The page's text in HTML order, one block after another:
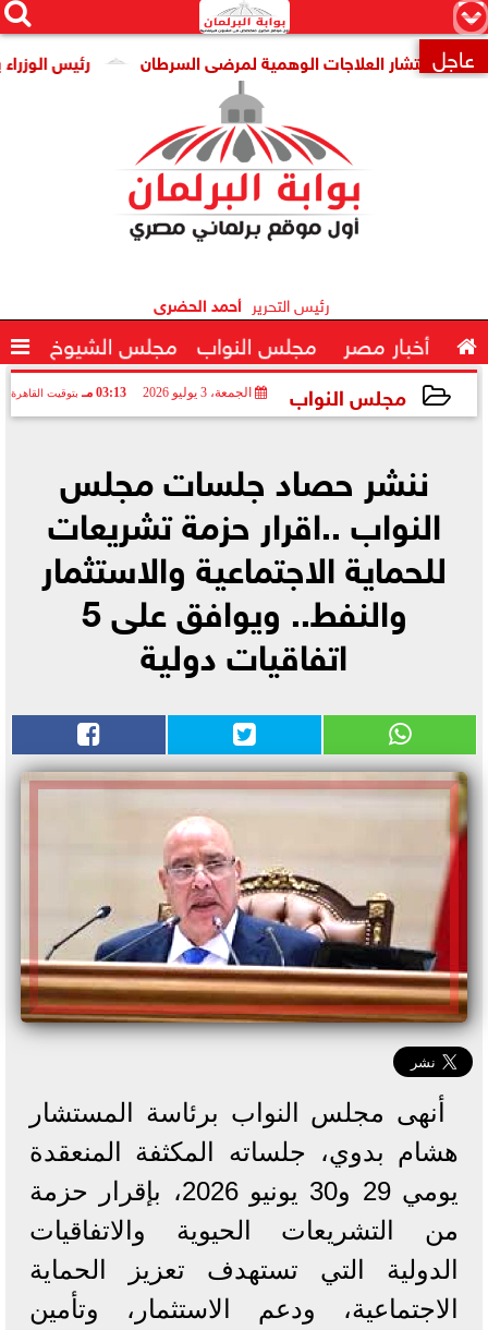
×


 عاجل رئيس الوزراء العلاجات الوهمية لمرضى السرطان
رئيس التحرير أحمد الحضرى
 أخبار مصر مجلس النواب مجلس الشيوخ 
مجلس النواب الجمعة، 3 يوليو 2026 03:13 مـ بتوقيت القاهرة
ننشر حصاد جلسات مجلس
النواب ..اقرار حزمة تشريعات
للحماية الاجتماعية والاستثمار
والنفط.. ويوافق على 5
اتفاقيات دولية
​أنهى مجلس النواب برئاسة المستشار
هشام بدوي، جلساته المكثفة المنعقدة
يومي 29 و30 يونيو 2026، بإقرار حزمة
من التشريعات الحيوية والاتفاقيات
الدولية التي تستهدف تعزيز الحماية
الاجتماعية، ودعم الاستثمار، وتأمين